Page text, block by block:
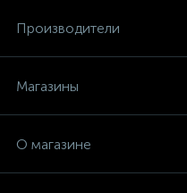
Производители
Магазины
О магазине